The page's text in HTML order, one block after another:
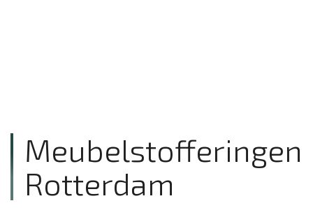
Meubelstofferingen
Rotterdam